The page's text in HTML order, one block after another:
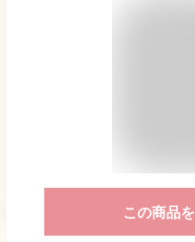
この商品